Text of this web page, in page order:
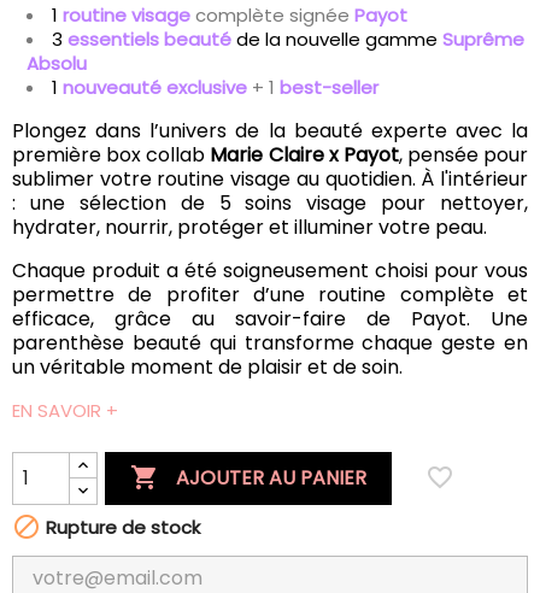
1 routine visagecomplète signée Payot
3 essentiels beautéde la nouvelle gamme Suprême
Absolu
1 nouveauté exclusive + 1 best-seller
Plongez dans l’univers de la beauté experte avec la
première box collab Marie Claire x Payot, pensée pour
sublimer votre routine visage au quotidien. À l'intérieur
: une sélection de 5 soins visage pour nettoyer,
hydrater, nourrir, protéger et illuminer votre peau.
Chaque produit a été soigneusement choisi pour vous
permettre de profiter d’une routine complète et
efficace, grâce au savoir-faire de Payot. Une
parenthèse beauté qui transforme chaque geste en
un véritable moment de plaisir et de soin.
EN SAVOIR +
 AJOUTER AU PANIER
favorite_border
 Rupture de stock